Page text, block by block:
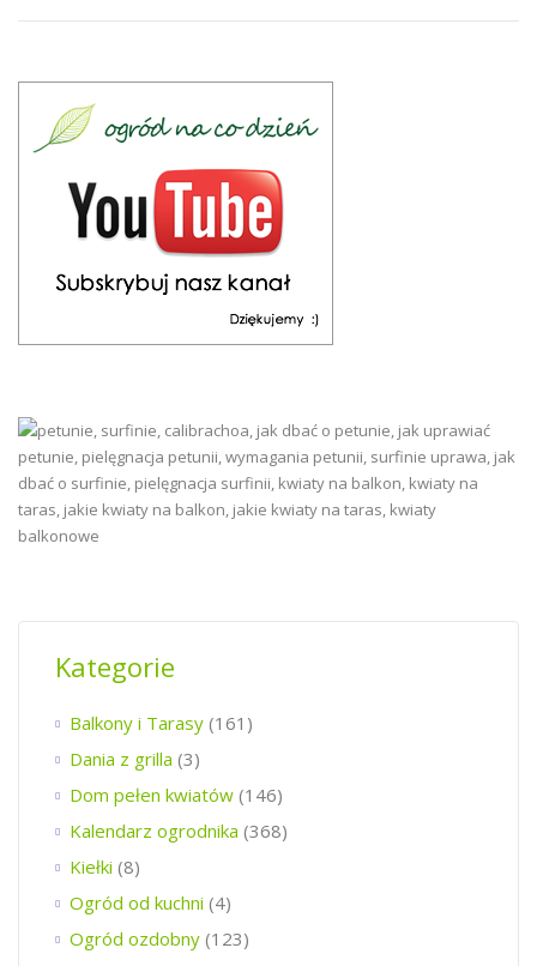
Kategorie
Balkony i Tarasy (161)
Dania z grilla (3)
Dom pełen kwiatów (146)
Kalendarz ogrodnika (368)
Kiełki (8)
Ogród od kuchni (4)
Ogród ozdobny (123)